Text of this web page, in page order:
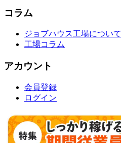
コラム
ジョブハウス工場について
工場コラム
アカウント
会員登録
ログイン